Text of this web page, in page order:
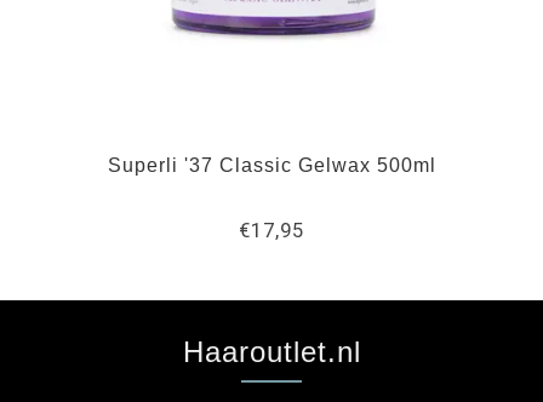
Superli '37 Classic Gelwax 500ml
€17,95
Haaroutlet.nl